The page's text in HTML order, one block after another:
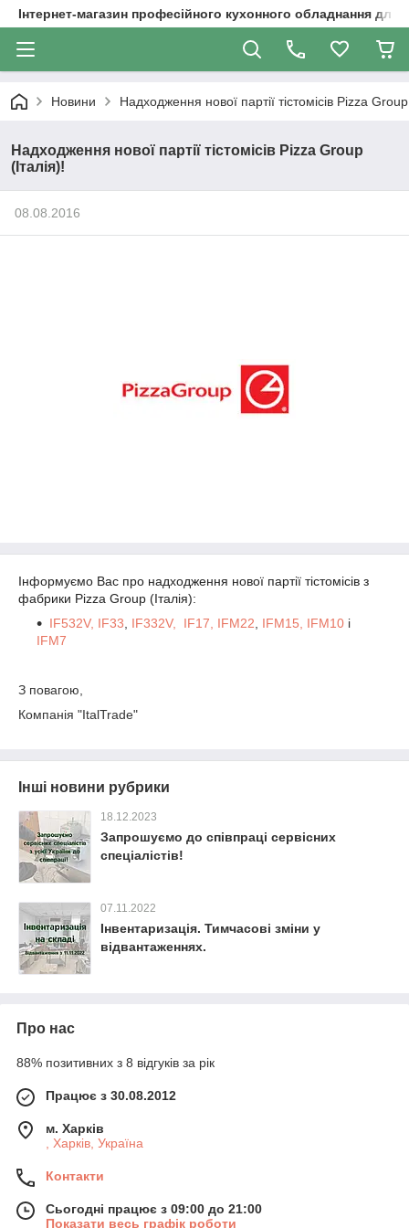
Інтернет-магазин професійного кухонного обладнання
Новини Надходження нової партії тістомісів Pizza Group
Надходження нової партії тістомісів Pizza Group
(Італія)!
08.08.2016
Інформуємо Вас про надходження нової партії тістомісів з
фабрики Pizza Group (Італія):
IF532V, IF33 IF332V, IF17, IFM22 IFM15, IFM10 і
IFM7
З повагою,
Компанія "ItalTrade"
Інші новини рубрики
18.12.2023
Запрошуємо до співпраці сервісних
спеціалістів!
07.11.2022
Інвентаризація. Тимчасові зміни у
відвантаженнях.
Про нас
88% позитивних з 8 відгуків за рік
Працює з 30.08.2012
м. Харків
, Харків, Україна
Контакти
Сьогодні працює з 09:00 до 21:00
Показати весь графік роботи